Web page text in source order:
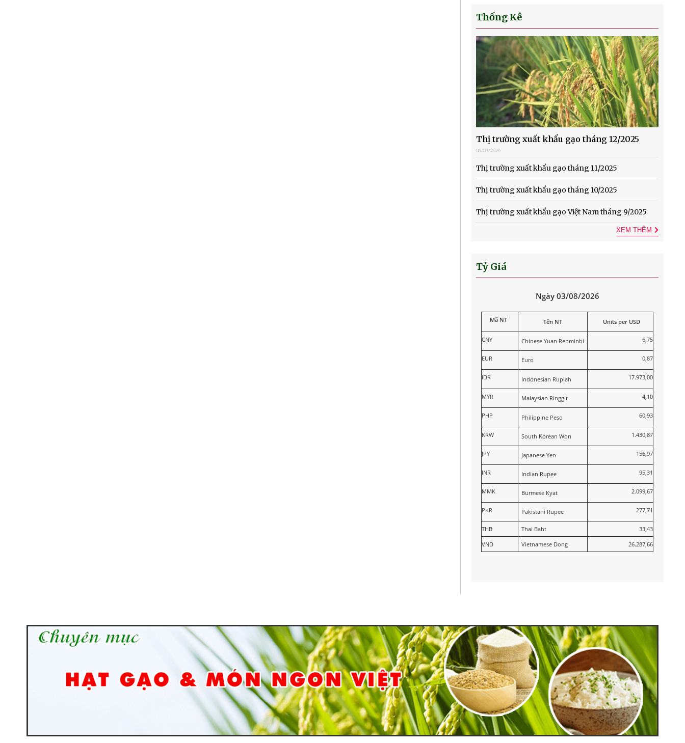
Thống Kê
Thị trường xuất khẩu gạo tháng 12/2025
05/01/2026
Thị trường xuất khẩu gạo tháng 11/2025
Thị trường xuất khẩu gạo tháng 10/2025
Thị trường xuất khẩu gạo Việt Nam tháng 9/2025
XEM THÊM
Tỷ Giá
Ngày 03/08/2026
Mã NT Tên NT Units per USD
CNY Chinese Yuan Renminbi 6,75
EUR Euro 0,87
IDR Indonesian Rupiah 17.973,00
MYR Malaysian Ringgit 4,10
PHP Philippine Peso 60,93
KRW South Korean Won 1.430,87
JPY Japanese Yen 156,97
INR Indian Rupee 95,31
MMK Burmese Kyat 2.099,67
PKR Pakistani Rupee 277,71
THB Thai Baht
33,43
VND
Vietnamese Dong 26.287,66